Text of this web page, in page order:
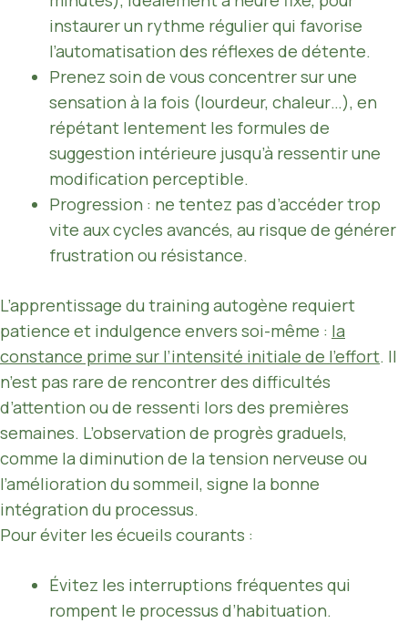
instaurer un rythme régulier qui favorise
l’automatisation des réflexes de détente.
Prenez soin de vous concentrer sur une
sensation à la fois (lourdeur, chaleur…), en
répétant lentement les formules de
suggestion intérieure jusqu’à ressentir une
modification perceptible.
Progression : ne tentez pas d’accéder trop
vite aux cycles avancés, au risque de générer
frustration ou résistance.
L’apprentissage du training autogène requiert
patience et indulgence envers soi-même : la
constance prime sur l’intensité initiale de l’effort. Il
n’est pas rare de rencontrer des difficultés
d’attention ou de ressenti lors des premières
semaines. L’observation de progrès graduels,
comme la diminution de la tension nerveuse ou
l’amélioration du sommeil, signe la bonne
intégration du processus.
Pour éviter les écueils courants :
Évitez les interruptions fréquentes qui
rompent le processus d’habituation.